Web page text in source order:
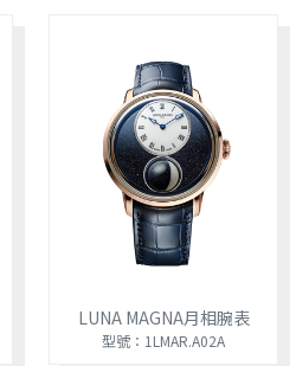
LUNA MAGNA月相腕表
型號：1LMAR.A02A